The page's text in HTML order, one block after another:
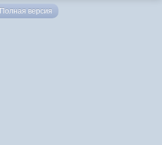
Полная версия